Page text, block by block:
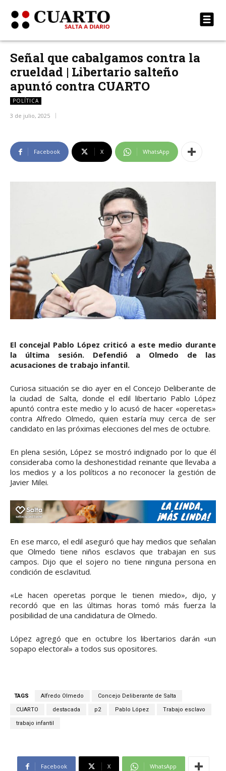
Señal que cabalgamos contra la
crueldad | Libertario salteño
apuntó contra CUARTO
POLÍTICA
3 de julio, 2025
Facebook X WhatsApp
El concejal Pablo López criticó a este medio durante
la última sesión. Defendió a Olmedo de las
acusaciones de trabajo infantil.
Curiosa situación se dio ayer en el Concejo Deliberante de
la ciudad de Salta, donde el edil libertario Pablo López
apuntó contra este medio y lo acusó de hacer «operetas»
contra Alfredo Olmedo, quien estaría muy cerca de ser
candidato en las próximas elecciones del mes de octubre.
En plena sesión, López se mostró indignado por lo que él
consideraba como la deshonestidad reinante que llevaba a
los medios y a los políticos a no reconocer la gestión de
Javier Milei.
En ese marco, el edil aseguró que hay medios que señalan
que Olmedo tiene niños esclavos que trabajan en sus
campos. Dijo que el sojero no tiene ninguna persona en
condición de esclavitud.
«Le hacen operetas porque le tienen miedo», dijo, y
recordó que en las últimas horas tomó más fuerza la
posibilidad de una candidatura de Olmedo.
López agregó que en octubre los libertarios darán «un
sopapo electoral» a todos sus opositores.
TAGS Alfredo Olmedo Concejo Deliberante de Salta
CUARTO destacada p2 Pablo López Trabajo esclavo
trabajo infantil
Facebook X WhatsApp